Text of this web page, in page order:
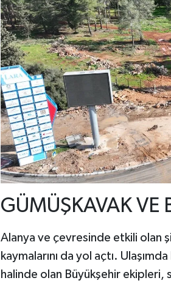
GÜMÜŞKAVAK VE
Alanya ve çevresinde etkili olan
kaymalarını da yol açtı.
halinde olan Büyükşehir ekipleri,